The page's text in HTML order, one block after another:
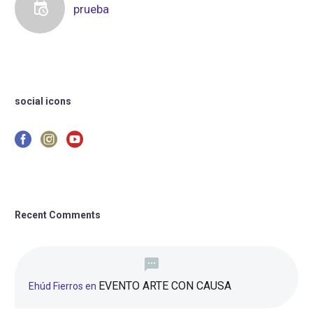
prueba
social icons
Recent Comments
Ehúd Fierros en EVENTO ARTE CON CAUSA